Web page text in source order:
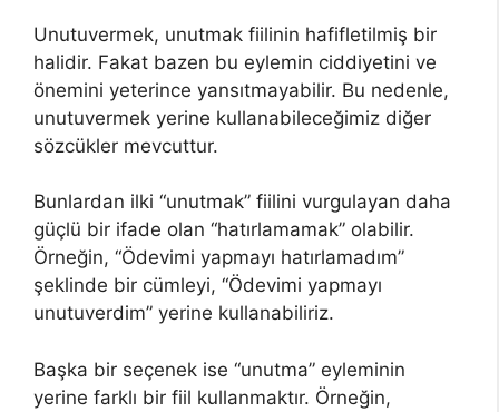
Unutuvermek, unutmak fiilinin hafifletilmiş bir
halidir. Fakat bazen bu eylemin ciddiyetini ve
önemini yeterince yansıtmayabilir. Bu nedenle,
unutuvermek yerine kullanabileceğimiz diğer
sözcükler mevcuttur.
Bunlardan ilki “unutmak” fiilini vurgulayan daha
güçlü bir ifade olan “hatırlamamak” olabilir.
Örneğin, “Ödevimi yapmayı hatırlamadım”
şeklinde bir cümleyi, “Ödevimi yapmayı
unutuverdim” yerine kullanabiliriz.
Başka bir seçenek ise “unutma” eyleminin
yerine farklı bir fiil kullanmaktır. Örneğin,